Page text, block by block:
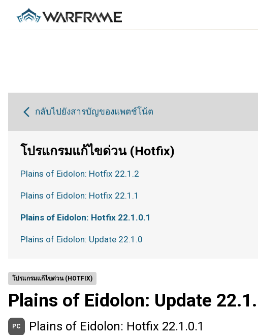
โปรแกรมแก้ไขด่วน (HOTFIX)
Plains of Eidolon: Update
PC Plains of Eidolon: Hotfix 22.1.0.1
กลับไปยังสารบัญของแพตช์โน้ต
โปรแกรมแก้ไขด่วน (Hotfix)
Plains of Eidolon: Hotfix 22.1.2
Plains of Eidolon: Hotfix 22.1.1
Plains of Eidolon: Hotfix 22.1.0.1
Plains of Eidolon: Update 22.1.0